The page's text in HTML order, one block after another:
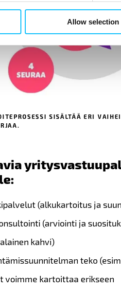
Allow selection
SISÄLTÄÄ ERI
(alkukartoitus ja
(arviointi ja
kahvi)
teko
voimme kartoittaa erikseen